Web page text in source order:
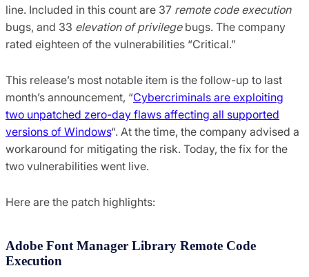
line. Included in this count are 37 remote code execution
bugs, and 33 elevation of privilegebugs. The company
rated eighteen of the vulnerabilities “Critical.”
This release’s most notable item is the follow-up to last
month’s announcement, “Cybercriminals are exploiting
two unpatched zero-day flaws affecting all supported
versions of Windows“. At the time, the company advised a
workaround for mitigating the risk. Today, the fix for the
two vulnerabilities went live.
Here are the patch highlights:
Adobe Font Manager Library Remote Code
Execution